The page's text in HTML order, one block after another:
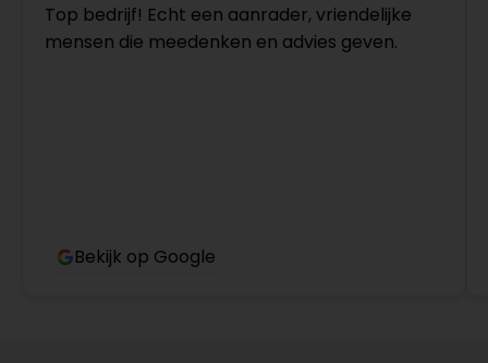
Top bedrijf! Echt een aanrader, vriendelijke
mensen die meedenken en advies geven.
Bekijk op Google